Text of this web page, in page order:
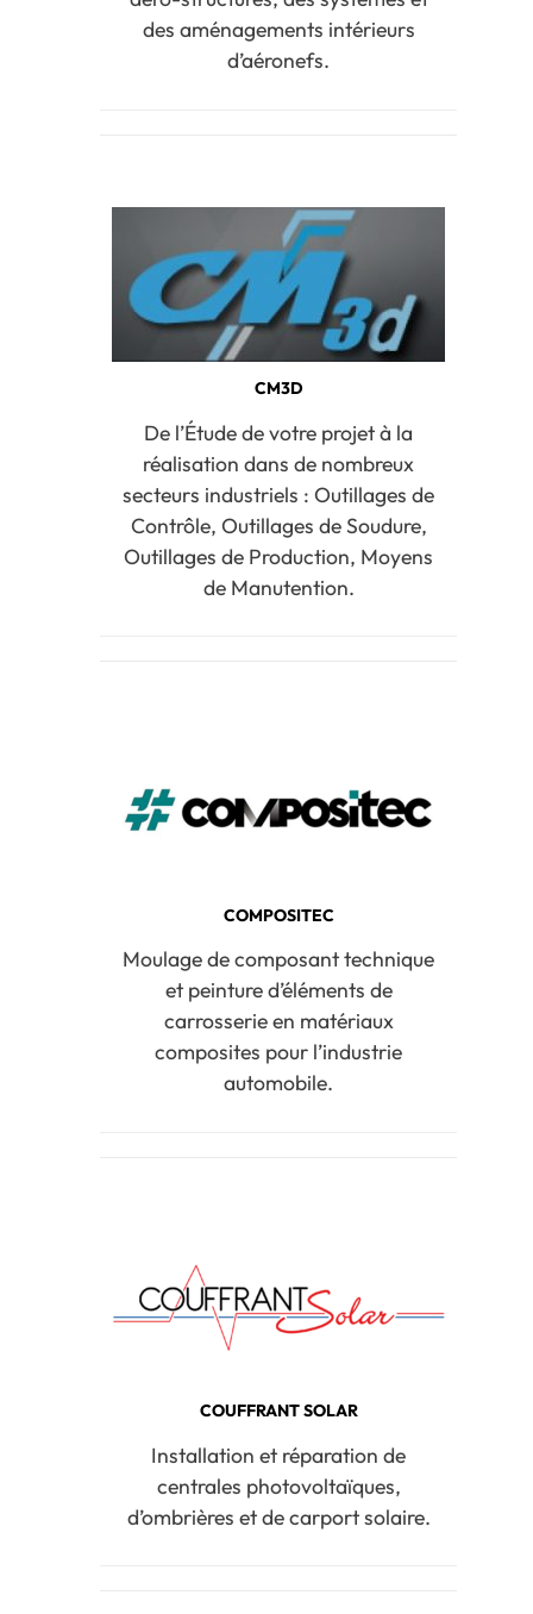
des aménagements intérieurs
d’aéronefs.
CM3D
De l’Étude de votre projet à la
réalisation dans de nombreux
secteurs industriels : Outillages de
Contrôle, Outillages de Soudure,
Outillages de Production, Moyens
de Manutention.
COMPOSITEC
Moulage de composant technique
et peinture d’éléments de
carrosserie en matériaux
composites pour l’industrie
automobile.
COUFFRANT SOLAR
Installation et réparation de
centrales photovoltaïques,
d’ombrières et de carport solaire.